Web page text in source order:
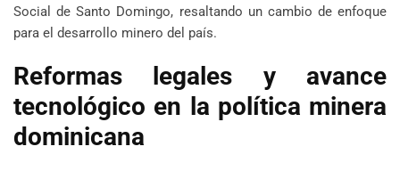
Social de Santo Domingo, resaltando un cambio de enfoque
para el desarrollo minero del país.
Reformas legales y avance
tecnológico en la política minera
dominicana